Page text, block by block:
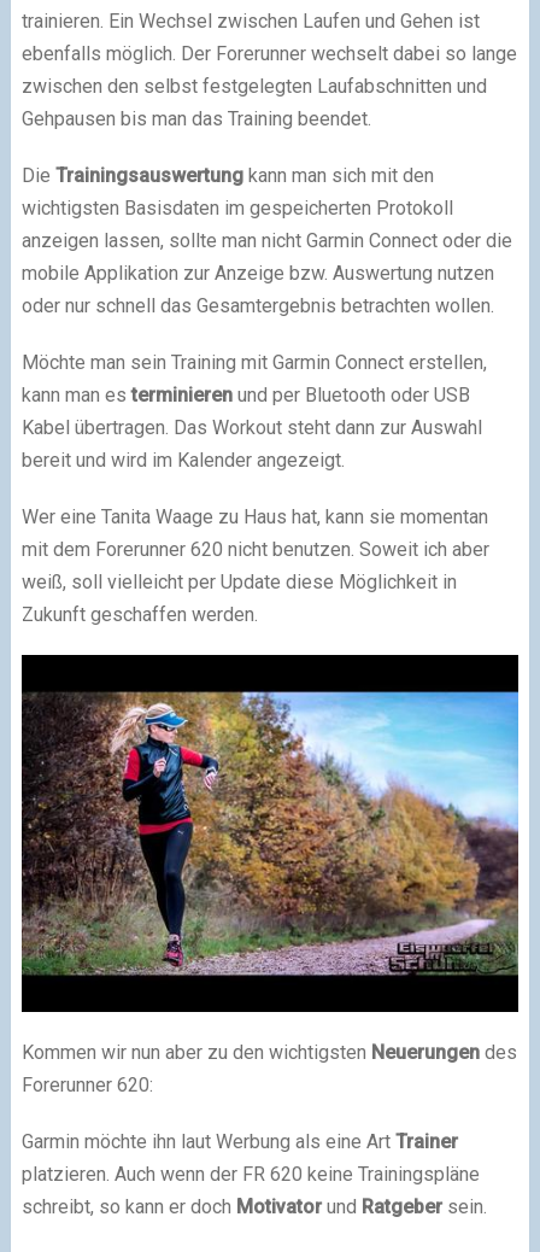
trainieren. Ein Wechsel zwischen Laufen und Gehen ist
ebenfalls möglich. Der Forerunner wechselt dabei so lange
zwischen den selbst festgelegten Laufabschnitten und
Gehpausen bis man das Training beendet.
Die Trainingsauswertungkann man sich mit den
wichtigsten Basisdaten im gespeicherten Protokoll
anzeigen lassen, sollte man nicht Garmin Connect oder die
mobile Applikation zur Anzeige bzw. Auswertung nutzen
oder nur schnell das Gesamtergebnis betrachten wollen.
Möchte man sein Training mit Garmin Connect erstellen,
kann man esterminierenund per Bluetooth oder USB
Kabel übertragen. Das Workout steht dann zur Auswahl
bereit und wird im Kalender angezeigt.
Wer eine Tanita Waage zu Haus hat, kann sie momentan
mit dem Forerunner 620 nicht benutzen. Soweit ich aber
weiß, soll vielleicht per Update diese Möglichkeit in
Zukunft geschaffen werden.
Kommen wir nun aber zu den wichtigsten Neuerungen des
Forerunner 620:
Garmin möchte ihn laut Werbung als eine Art Trainer
platzieren. Auch wenn der FR 620 keine Trainingspläne
schreibt, so kann er doch Motivatorund Ratgebersein.